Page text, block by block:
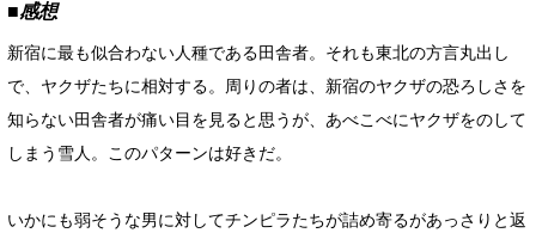
■感想
新宿に最も似合わない人種である田舎者。それも東北の方言丸出し
で、ヤクザたちに相対する。周りの者は、新宿のヤクザの恐ろしさを
知らない田舎者が痛い目を見ると思うが、あべこべにヤクザをのして
しまう雪人。このパターンは好きだ。
いかにも弱そうな男に対してチンピラたちが詰め寄るがあっさりと返